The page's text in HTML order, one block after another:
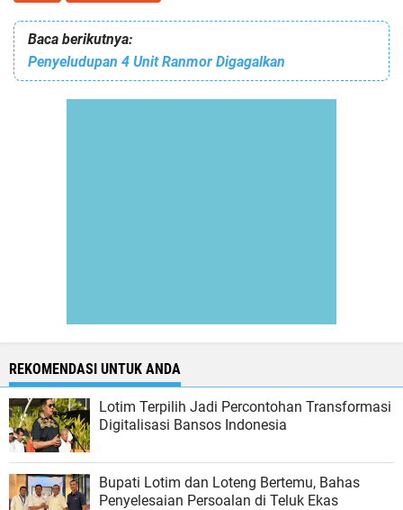
Baca berikutnya:
Penyeludupan 4 Unit Ranmor Digagalkan
REKOMENDASI UNTUK ANDA
Lotim Terpilih Jadi Percontohan Transformasi
Digitalisasi Bansos Indonesia
Bupati Lotim dan Loteng Bertemu, Bahas
Penyelesaian Persoalan di Teluk Ekas